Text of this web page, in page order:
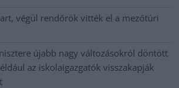
végül rendőrök vitték el a mezőtúri
újabb nagy változásokról döntött
az iskolaigazgatók visszakapják